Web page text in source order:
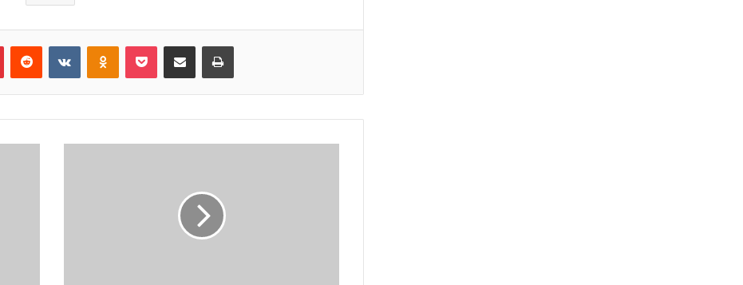
PinterestReddit VKontakteOdnoklassniki
Pocket Share via Email Print